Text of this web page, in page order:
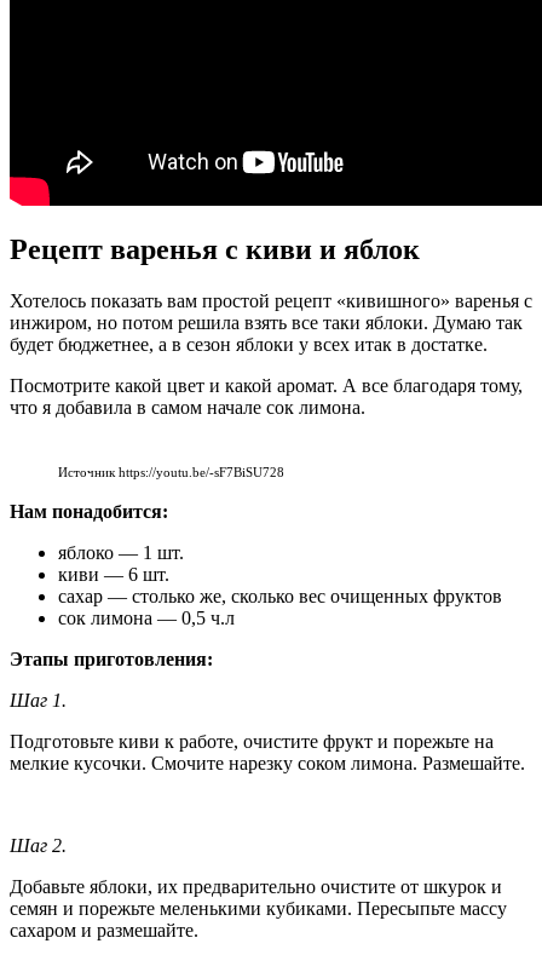
Рецепт варенья с киви и яблок
Хотелось показать вам простой рецепт «кивишного» варенья с
инжиром, но потом решила взять все таки яблоки. Думаю так
будет бюджетнее, а в сезон яблоки у всех итак в достатке.
Посмотрите какой цвет и какой аромат. А все благодаря тому,
что я добавила в самом начале сок лимона.
Источник https://youtu.be/-sF7BiSU728
Нам понадобится:
яблоко — 1 шт.
киви — 6 шт.
сахар — столько же, сколько вес очищенных фруктов
сок лимона — 0,5 ч.л
Этапы приготовления:
Шаг 1.
Подготовьте киви к работе, очистите фрукт и порежьте на
мелкие кусочки. Смочите нарезку соком лимона. Размешайте.
Шаг 2.
Добавьте яблоки, их предварительно очистите от шкурок и
семян и порежьте меленькими кубиками. Пересыпьте массу
сахаром и размешайте.